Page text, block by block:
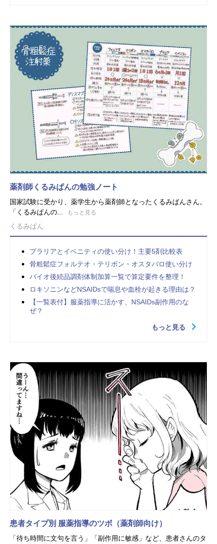
薬剤師くるみぱんの勉強ノート
国家試験に受かり、薬学生から薬剤師となったくるみぱんさん。
「くるみぱんの...
もっと見る
くるみぱん
プラリアとイベニティの使い分け！主要5剤比較表
骨粗鬆症フォルテオ・テリボン・オスタバロ使い分け
バイオ後続品調剤体制加算一覧で算定要件を整理！
ロキソニンなどNSAIDsで喘息や血栓が起きる理由は？
【一覧表付】服薬指導に活かす、NSAIDs副作用のな
ぜ？
もっと見る
患者タイプ別 服薬指導のツボ（薬剤師向け）
「待ち時間に文句を言う」「副作用に敏感」など、患者さんのタ